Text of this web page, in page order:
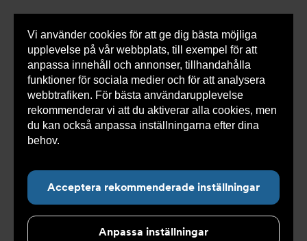
Vi använder cookies för att ge dig bästa möjliga
upplevelse på vår webbplats, till exempel för att
anpassa innehåll och annonser, tillhandahålla
funktioner för sociala medier och för att analysera
webbtrafiken. För bästa användarupplevelse
rekommenderar vi att du aktiverar alla cookies, men
du kan också anpassa inställningarna efter dina
behov.
Acceptera rekommenderade inställningar
Anpassa inställningar
0 varorSnabborder
Du
här:
Armatec > Produkter > Luft- och partikelavskiljare
Smutsfilter
> Flänsad anslutning >
Smutsfilter AT
4028B
> Smutsfilter AT 4028B300